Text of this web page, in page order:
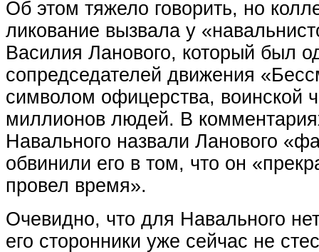
Об этом тяжело говорить, но
ликование вызвала у
Василия Ланового, который был
сопредседателей движения
символом офицерства, воинской
миллионов людей. В
Навального назвали Ланового
обвинили его в том, что он
провел время».
Очевидно, что для Навального
его сторонники уже сейчас не